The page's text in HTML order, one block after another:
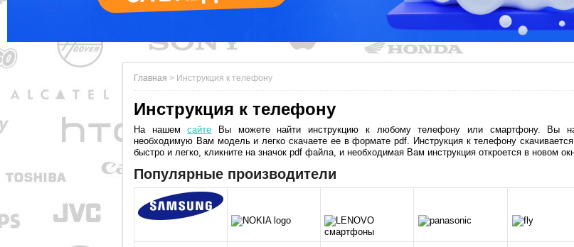
Главная > Инструкция к телефону
Инструкция к телефону
На нашемсайте Вы можете найти инструкцию к любому телефону или смартфону. Вы
необходимую Вам модель и легко скачаете ее в формате pdf. Инструкция к телефону
быстро и легко, кликните на значок pdf файла, и необходимая Вам инструкция откроется в новом
Популярные производители